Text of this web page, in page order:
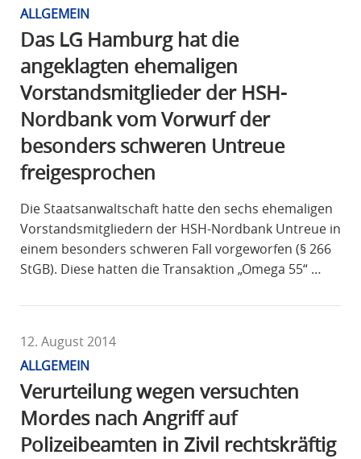
ALLGEMEIN
Das LG Hamburg hat die
angeklagten ehemaligen
Vorstandsmitglieder der HSH-
Nordbank vom Vorwurf der
besonders schweren Untreue
freigesprochen
Die Staatsanwaltschaft hatte den sechs ehemaligen
Vorstandsmitgliedern der HSH-Nordbank Untreue in
einem besonders schweren Fall vorgeworfen (§ 266
StGB). Diese hatten die Transaktion „Omega 55“ …
12. August 2014
ALLGEMEIN
Verurteilung wegen versuchten
Mordes nach Angriff auf
Polizeibeamten in Zivil rechtskräftig